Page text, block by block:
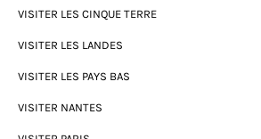
VISITER LES CINQUE TERRE
VISITER LES LANDES
VISITER LES PAYS BAS
VISITER NANTES